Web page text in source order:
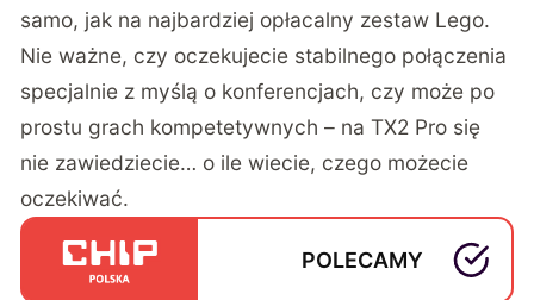
samo, jak na najbardziej opłacalny zestaw Lego.
Nie ważne, czy oczekujecie stabilnego połączenia
specjalnie z myślą o konferencjach, czy może po
prostu grach kompetetywnych – na TX2 Pro się
nie zawiedziecie… o ile wiecie, czego możecie
oczekiwać.
POLECAMY